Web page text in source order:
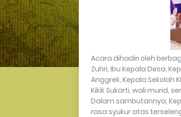
Acara dihadiri oleh
Zuhri, Ibu Kepala Desa,
Anggrek, Kepala Sekolah
Kikik Sukarti, wali murid,
Dalam sambutannya,
rasa syukur atas